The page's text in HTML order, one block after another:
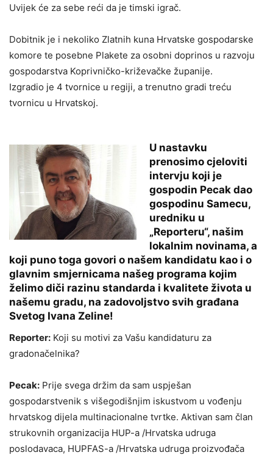
Uvijek će za sebe reći da je timski igrač.
Dobitnik je i nekoliko Zlatnih kuna Hrvatske gospodarske
komore te posebne Plakete za osobni doprinos u razvoju
gospodarstva Koprivničko-križevačke županije.
Izgradio je 4 tvornice u regiji, a trenutno gradi treću
tvornicu u Hrvatskoj.
U nastavku
prenosimo cjeloviti
intervju koji je
gospodin Pecak dao
gospodinu Samecu,
uredniku u
„Reporteru“, našim
lokalnim novinama, a
koji puno toga govori o našem kandidatu kao i o
glavnim smjernicama našeg programa kojim
želimo diči razinu standarda i kvalitete života u
našemu gradu, na zadovoljstvo svih građana
Svetog Ivana Zeline!
Reporter: Koji su motivi za Vašu kandidaturu za
gradonačelnika?
Pecak: Prije svega držim da sam uspješan
gospodarstvenik s višegodišnjim iskustvom u vođenju
hrvatskog dijela multinacionalne tvrtke. Aktivan sam član
strukovnih organizacija HUP-a /Hrvatska udruga
poslodavaca, HUPFAS-a /Hrvatska udruga proizvođača